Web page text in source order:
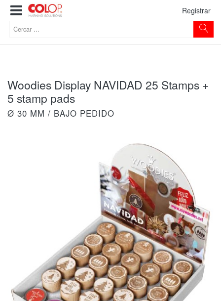
Registrar
Woodies Display NAVIDAD 25 Stamps +
5 stamp pads
Ø 30 MM / BAJO PEDIDO